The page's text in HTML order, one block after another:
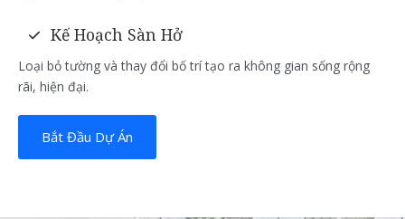
Kế Hoạch Sàn Hở
Loại bỏ tường và thay đổi bố trí tạo ra không gian sống rộng
rãi, hiện đại.
Bắt Đầu Dự Án